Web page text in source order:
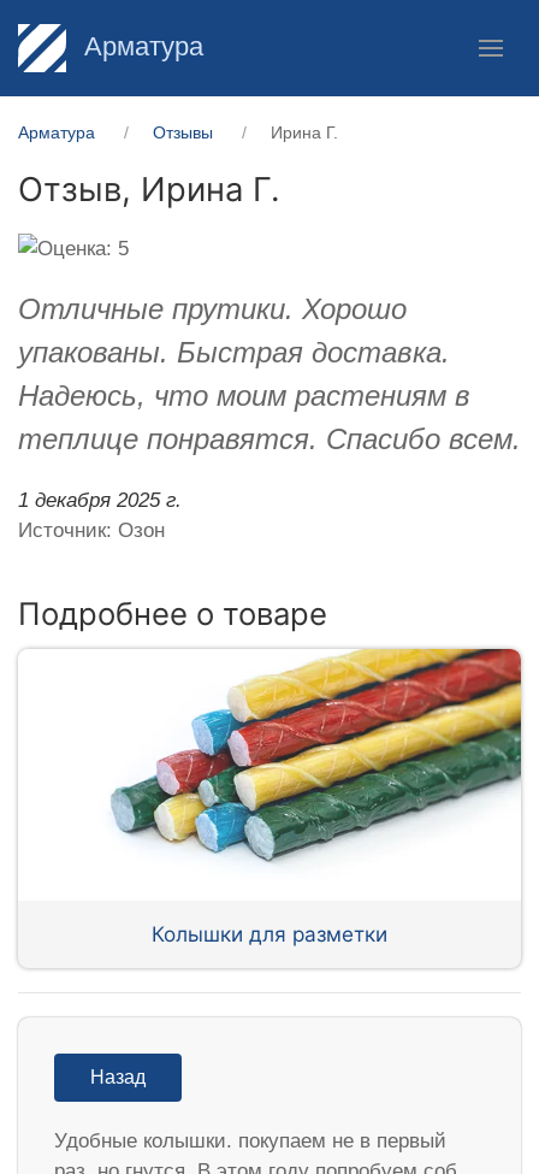
Арматура
Арматура Отзывы Ирина Г.
Отзыв, Ирина Г.
Отличные прутики. Хорошо
упакованы. Быстрая доставка.
Надеюсь, что моим растениям в
теплице понравятся. Спасибо всем.
1 декабря 2025 г.
Источник: Озон
Подробнее о товаре
Колышки для разметки
Назад
Удобные колышки. покупаем не в первый